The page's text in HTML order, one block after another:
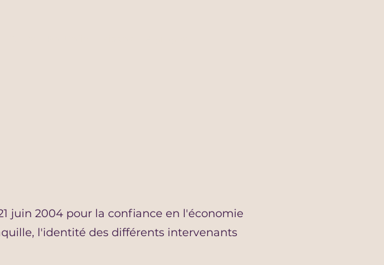
juin 2004 pour la confiance en l'économie
l'identité des différents intervenants